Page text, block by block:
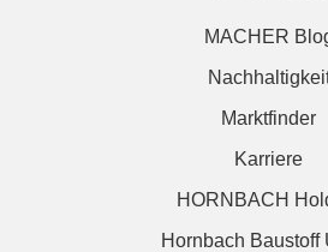
MACHER
Marktfinder
Karriere
HORNBACH
Hornbach Baustoff